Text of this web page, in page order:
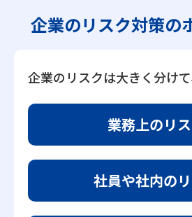
企業のリスク対策の
企業のリスクは大きく分けて
業務上のリ
社員や社内の